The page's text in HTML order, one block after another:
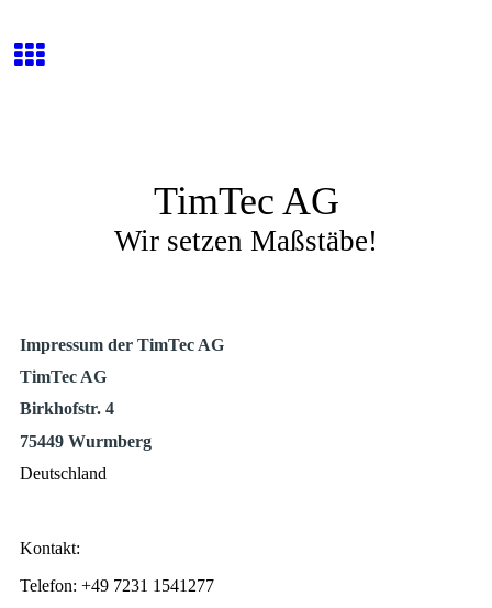
TimTec AG
Wir setzen Maßstäbe!
Impressum der TimTec AG
TimTec AG
Birkhofstr. 4
75449 Wurmberg
Deutschland
Kontakt:
Telefon: +49 7231 1541277